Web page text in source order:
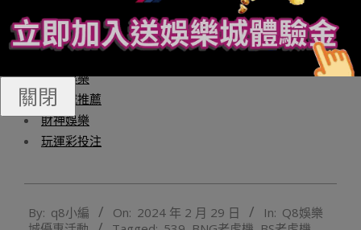
Q8娛樂城
線上老虎機
通博娛樂
娛樂城推薦
財神娛樂
玩運彩投注
02-
By: q8小編 On: 2024 年 2 月 29 日 In: Q8娛樂
關閉